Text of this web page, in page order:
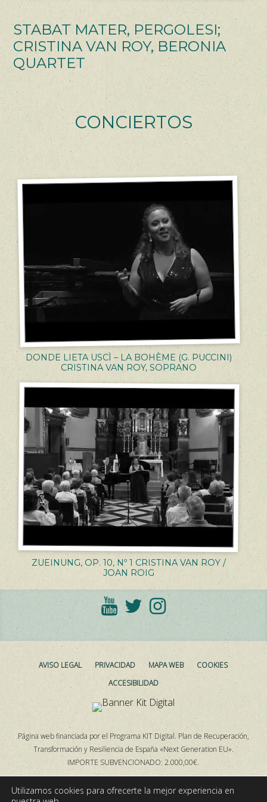
STABAT MATER, PERGOLESI;
CRISTINA VAN ROY, BERONIA
QUARTET
CONCIERTOS
DONDE LIETA USCÌ – LA BOHÈME (G. PUCCINI)
CRISTINA VAN ROY, SOPRANO
ZUEINUNG, OP. 10, Nº 1 CRISTINA VAN ROY /
JOAN ROIG
AVISO LEGAL PRIVACIDAD MAPA WEB
COOKIES
ACCESIBILIDAD
Página web financiada por el Programa KIT Digital. Plan de Recuperación,
Transformación y Resiliencia de España «Next Generation EU».
IMPORTE SUBVENCIONADO: 2.000,00€.
Utilizamos cookies para ofrecerte la mejor experiencia en